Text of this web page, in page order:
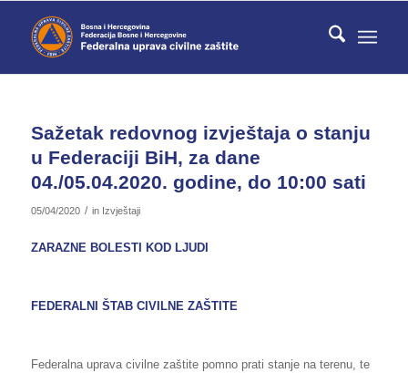
Sažetak redovnog izvještaja o stanju
u Federaciji BiH, za dane
04./05.04.2020. godine, do 10:00 sati
05/04/2020 / in Izvještaji
ZARAZNE BOLESTI KOD LJUDI
FEDERALNI ŠTAB CIVILNE ZAŠTITE
Federalna uprava civilne zaštite pomno prati stanje na terenu, te